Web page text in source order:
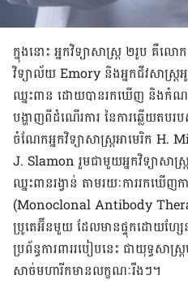
ក្នុង​នោះ អ្នកវិទ្យាសាស្ត្រ ២​រូប
វិទ្យាល័យ Emory និង​អ្នកជីវសាស្ត្
ឈ្នះ​ពាន ដោយ​បាន​រកឃើញ និង​កំ
បង្ហាញ​ពីដំណើរការ​ នៃ​ការ​ឆ្លើយតប​រប
ចំណែក​អ្នកវិទ្យាសាស្ត្រ​អាមេរិក
J. Slamon រួមជាមួយ​អ្នក​វិទ្យាសា
ឈ្នះ​ពាន​រង្វាន់ តាមរយៈ​ការ​រកឃើញ​ក
(Monoclonal Antibody
ប្រូតេអ៊ីនមួយ ដែល​មាន​ផ្ទុក​ដោយ​ហ្សែ
ប្រព័ន្ធ​ការពារ​របៀបនេះ ជា​យុទ្ធសាស្
សាច់​មហារីក​មាន​លក្ខណៈ​រឹងៗ។